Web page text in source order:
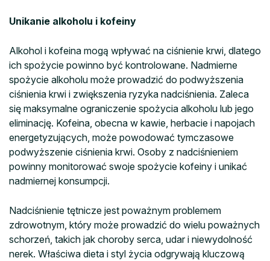
Unikanie alkoholu i kofeiny
Alkohol i kofeina mogą wpływać na ciśnienie krwi, dlatego
ich spożycie powinno być kontrolowane. Nadmierne
spożycie alkoholu może prowadzić do podwyższenia
ciśnienia krwi i zwiększenia ryzyka nadciśnienia. Zaleca
się maksymalne ograniczenie spożycia alkoholu lub jego
eliminację. Kofeina, obecna w kawie, herbacie i napojach
energetyzujących, może powodować tymczasowe
podwyższenie ciśnienia krwi. Osoby z nadciśnieniem
powinny monitorować swoje spożycie kofeiny i unikać
nadmiernej konsumpcji.
Nadciśnienie tętnicze jest poważnym problemem
zdrowotnym, który może prowadzić do wielu poważnych
schorzeń, takich jak choroby serca, udar i niewydolność
nerek. Właściwa dieta i styl życia odgrywają kluczową